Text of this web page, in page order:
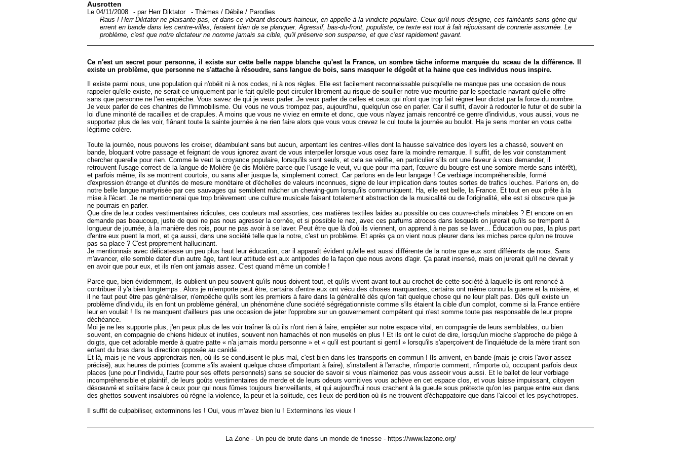
Ausrotten
Le 04/11/2008 -par Herr Diktator - Thèmes / Débile/ Parodies
Raus ! Herr Diktator ne plaisante pas, et dans ce vibrant discours haineux, en appelle à la vindicte populaire. Ceux qu'il nous désigne, ces fainéants sans gène qui
errent en bande dans les centre-villes, feraient bien de se planquer. Agressif, bas-du-front, populiste, ce texte est tout à fait réjouissant de connerie assumée. Le
problème, c'est que notre dictateur ne nomme jamais sa cible, qu'il préserve son suspense, et que c'est rapidement gavant.
Ce n'est un secret pour personne, il existe sur cette belle nappe blanche qu'est la France, un sombre tâche informe marquée du sceau de la différence. Il
existe un problème, que personne ne s'attache à résoudre, sans langue de bois, sans masquer le dégoût et la haine que ces individus nous inspire.
Il existe parmi nous, une population qui n'obéit ni à nos codes, ni à nos règles. Elle est facilement reconnaissable puisqu'elle ne manque pas une occasion de nous
rappeler qu'elle existe, ne serait-ce uniquement par le fait qu'elle peut circuler librement au risque de souiller notre vue meurtrie par le spectacle navrant qu'elle offre
sans que personne ne l‘en empêche. Vous savez de qui je veux parler. Je veux parler de celles et ceux qui n'ont que trop fait régner leur dictat par la force du nombre.
Je veux parler de ces chantres de l'immobilisme. Oui vous ne vous trompez pas, aujourd'hui, quelqu'un ose en parler. Car il suffit, d'avoir à redouter le futur et de subir la
loi d'une minorité de racailles et de crapules. A moins que vous ne viviez en ermite et donc, que vous n'ayez jamais rencontré ce genre d'individus, vous aussi, vous ne
supportez plus de les voir, flânant toute la sainte journée à ne rien faire alors que vous vous crevez le cul toute la journée au boulot. Ha je sens monter en vous cette
légitime colère.
Toute la journée, nous pouvons les croiser, déambulant sans but aucun, arpentant les centres-villes dont la hausse salvatrice des loyers les a chassé, souvent en
bande, bloquant votre passage et feignant de vous ignorez avant de vous interpeller lorsque vous osez faire la moindre remarque. Il suffit, de les voir constamment
chercher querelle pour rien. Comme le veut la croyance populaire, lorsqu'ils sont seuls, et cela se vérifie, en particulier s'ils ont une faveur à vous demander, il
retrouvent l'usage correct de la langue de Molière (je dis Molière parce que l‘usage le veut, vu que pour ma part, l'œuvre du bougre est une sombre merde sans intérêt),
et parfois même, ils se montrent courtois, ou sans aller jusque la, simplement correct. Car parlons en de leur langage ! Ce verbiage incompréhensible, formé
d'expression étrange et d'unités de mesure monétaire et d'échelles de valeurs inconnues, signe de leur implication dans toutes sortes de trafics louches. Parlons en, de
notre belle langue martyrisée par ces sauvages qui semblent mâcher un chewing-gum lorsqu'ils communiquent. Ha, elle est belle, la France. Et tout en eux prête à la
mise à l'écart. Je ne mentionnerai que trop brièvement une culture musicale faisant totalement abstraction de la musicalité ou de l'originalité, elle est si obscure que je
ne pourrais en parler.
Que dire de leur codes vestimentaires ridicules, ces couleurs mal assorties, ces matières textiles laides au possible ou ces couvre-chefs minables ? Et encore on en
demande pas beaucoup, juste de quoi ne pas nous agresser la cornée, et si possible le nez, avec ces parfums atroces dans lesquels on jurerait qu'ils se trempent à
longueur de journée, à la manière des rois, pour ne pas avoir à se laver. Peut être que là d'où ils viennent, on apprend à ne pas se laver… Éducation ou pas, la plus part
d'entre eux puent la mort, et ça aussi, dans une société telle que la notre, c'est un problème. Et après ça on vient nous pleurer dans les miches parce qu'on ne trouve
pas sa place ? C'est proprement hallucinant.
Je mentionnais avec délicatesse un peu plus haut leur éducation, car il apparaît évident qu'elle est aussi différente de la notre que eux sont différents de nous. Sans
m'avancer, elle semble dater d'un autre âge, tant leur attitude est aux antipodes de la façon que nous avons d'agir. Ça parait insensé, mais on jurerait qu'il ne devrait y
en avoir que pour eux, et ils n'en ont jamais assez. C'est quand même un comble !
Parce que, bien évidemment, ils oublient un peu souvent qu'ils nous doivent tout, et qu'ils vivent avant tout au crochet de cette société à laquelle ils ont renoncé à
contribuer il y'a bien longtemps . Alors je m'emporte peut être, certains d'entre eux ont vécu des choses marquantes, certains ont même connu la guerre et la misère, et
il ne faut peut être pas généraliser, n'empêche qu'ils sont les premiers à faire dans la généralité dès qu'on fait quelque chose qui ne leur plaît pas. Dès qu'il existe un
problème d'individu, ils en font un problème général, un phénomène d'une société ségrégationniste comme s'ils étaient la cible d'un complot, comme si la France entière
leur en voulait ! Ils ne manquent d'ailleurs pas une occasion de jeter l'opprobre sur un gouvernement compétent qui n'est somme toute pas responsable de leur propre
déchéance.
Moi je ne les supporte plus, j'en peux plus de les voir traîner là où ils n'ont rien à faire, empiéter sur notre espace vital, en compagnie de leurs semblables, ou bien
souvent, en compagnie de chiens hideux et inutiles, souvent non harnachés et non muselés en plus ! Et ils ont le culot de dire, lorsqu'un mioche s'approche de piège à
doigts, que cet adorable merde à quatre patte « n'a jamais mordu personne » et « qu'il est pourtant si gentil » lorsqu'ils s'aperçoivent de l'inquiétude de la mère tirant son
enfant du bras dans la direction opposée au canidé…
Et là, mais je ne vous apprendrais rien, où ils se conduisent le plus mal, c'est bien dans les transports en commun ! Ils arrivent, en bande (mais je crois l'avoir assez
précisé), aux heures de pointes (comme s'ils avaient quelque chose d'important à faire), s'installent à l'arrache, n'importe comment, n'importe où, occupant parfois deux
places (une pour l'individu, l'autre pour ses effets personnels) sans se soucier de savoir si vous n'aimeriez pas vous asseoir vous aussi. Et le ballet de leur verbiage
incompréhensible et plaintif, de leurs goûts vestimentaires de merde et de leurs odeurs vomitives vous achève en cet espace clos, et vous laisse impuissant, citoyen
désœuvré et solitaire face à ceux pour qui nous fûmes toujours bienveillants, et qui aujourd'hui nous crachent à la gueule sous prétexte qu'on les parque entre eux dans
des ghettos souvent insalubres où règne la violence, la peur et la solitude, ces lieux de perdition où ils ne trouvent d'échappatoire que dans l'alcool et les psychotropes.
Il suffit de culpabiliser, exterminons les ! Oui, vous m'avez bien lu ! Exterminons les vieux !
La Zone - Un peu de brute dans un monde de finesse - https://www.lazone.org/